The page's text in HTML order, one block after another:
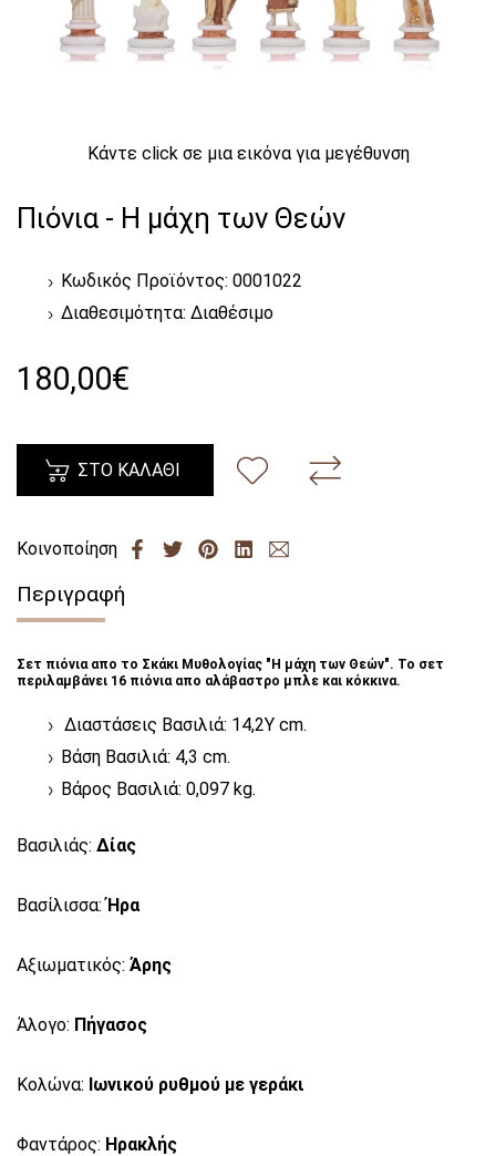
Κάντε click σε μια εικόνα για μεγέθυνση
Πιόνια - Η μάχη των Θεών
Κωδικός Προϊόντος: 0001022
Διαθεσιμότητα: Διαθέσιμο
180,00€
ΣΤΟ ΚΑΛΑΘΙ
Κοινοποίηση
Περιγραφή
Σετ πιόνια απο το Σκάκι Μυθολογίας "Η μάχη των Θεών". Το σετ
περιλαμβάνει 16 πιόνια απο αλάβαστρο μπλε και κόκκινα.
Διαστάσεις Βασιλιά: 14,2Υ cm.
Βάση Βασιλιά: 4,3 cm.
Βάρος Βασιλιά: 0,097 kg.
Βασιλιάς: Δίας
Βασίλισσα:Ήρα
Αξιωματικός: Άρης
Άλογο: Πήγασος
Κολώνα: Ιωνικού ρυθμού με γεράκι
Φαντάρος: Ηρακλής